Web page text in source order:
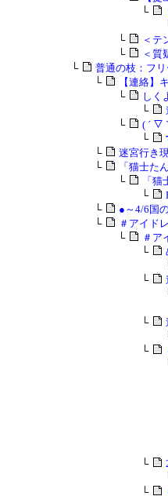
└
└
＜テ
└
＜質
└
普通の枝：フ
└
【連絡】
└
しく
└
└
( ´ ▽
└
└
迷宮行き
└
「猫士た
└
「猫
└
└
●～4/6国
└
＃アイド
└
＃ア
└
└
└
└
└
└